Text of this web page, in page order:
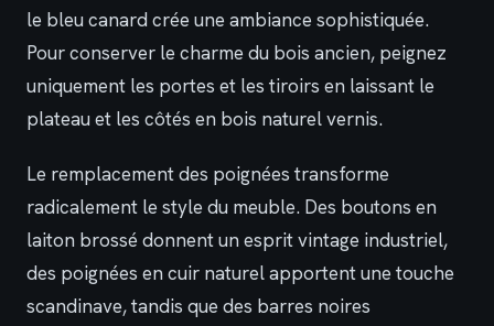
le bleu canard crée une ambiance sophistiquée.
Pour conserver le charme du bois ancien, peignez
uniquement les portes et les tiroirs en laissant le
plateau et les côtés en bois naturel vernis.
Le remplacement des poignées transforme
radicalement le style du meuble. Des boutons en
laiton brossé donnent un esprit vintage industriel,
des poignées en cuir naturel apportent une touche
scandinave, tandis que des barres noires